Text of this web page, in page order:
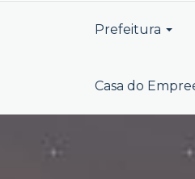
Prefeitura
Casa do